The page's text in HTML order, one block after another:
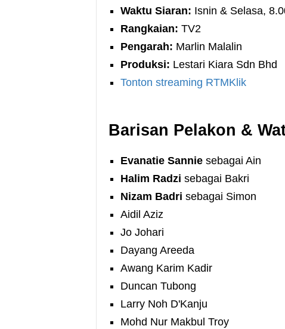
Waktu Siaran: Isnin & Selasa,
Rangkaian: TV2
Pengarah: Marlin Malalin
Produksi: Lestari Kiara Sdn Bhd
Tonton streaming RTMKlik
Barisan Pelakon &
Evanatie Sannie sebagai Ain
Halim Radzi sebagai Bakri
Nizam Badri sebagai Simon
Aidil Aziz
Jo Johari
Dayang Areeda
Awang Karim Kadir
Duncan Tubong
Larry Noh D'Kanju
Mohd Nur Makbul Troy